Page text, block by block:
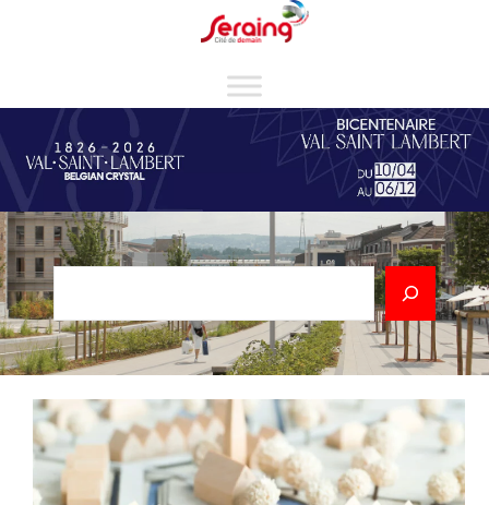
Rechercher
Cookies management panel